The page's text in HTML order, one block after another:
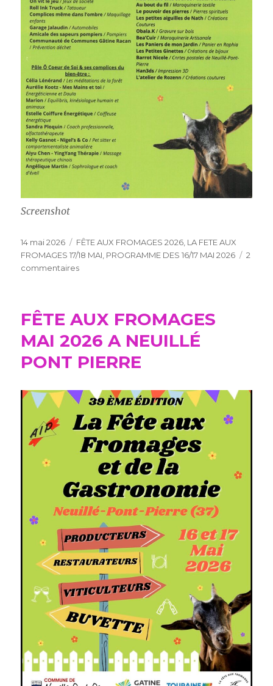
Screenshot
Publié
le
14 mai 2026 Catégories
FÊTE AUX FROMAGES 2026 LA FETE AUX
FROMAGES 17/18 MAI PROGRAMME DES 16/17 MAI 2026
2
commentairessur
MAI
FÊTE AUX FROMAGES
MAI 2026 A NEUILLÉ
PONT PIERRE